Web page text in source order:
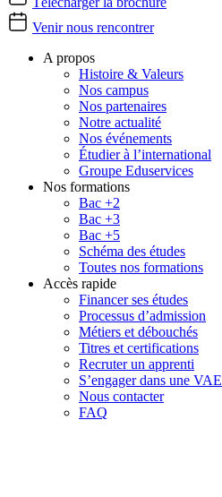
Venir nous rencontrer
A propos
Histoire & Valeurs
Nos campus
Nos partenaires
Notre actualité
Nos événements
Étudier à l’international
Groupe Eduservices
Nos formations
Bac +2
Bac +3
Bac +5
Schéma des études
Toutes nos formations
Accès rapide
Financer ses études
Processus d’admission
Métiers et débouchés
Titres et certifications
Recruter un apprenti
S’engager dans une VAE
Nous contacter
FAQ